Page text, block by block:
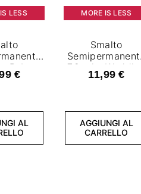
LESS
Baby
Nude
€
AL
MORE IS LESS
Smalto
7,2 ml - Wedding
Princess
11,99 €
AGGIUNGI AL
CARRELLO